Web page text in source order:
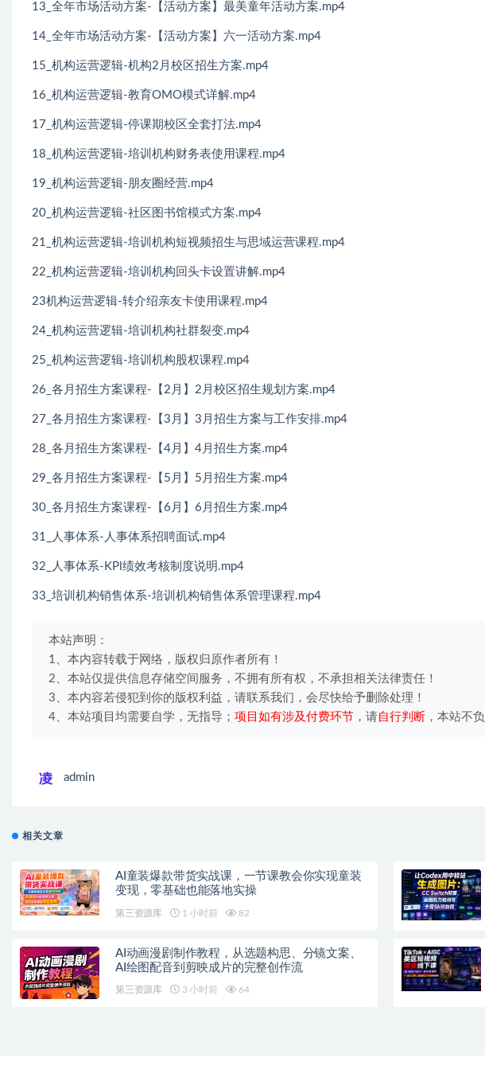
13_全年市场活动方案-【活动方案】最美童年活动方案.mp4
14_全年市场活动方案-【活动方案】六一活动方案.mp4
15_机构运营逻辑-机构2月校区招生方案.mp4
16_机构运营逻辑-教育OMO模式详解.mp4
17_机构运营逻辑-停课期校区全套打法.mp4
18_机构运营逻辑-培训机构财务表使用课程.mp4
19_机构运营逻辑-朋友圈经营.mp4
20_机构运营逻辑-社区图书馆模式方案.mp4
21_机构运营逻辑-培训机构短视频招生与思域运营课程.mp4
22_机构运营逻辑-培训机构回头卡设置讲解.mp4
23机构运营逻辑-转介绍亲友卡使用课程.mp4
24_机构运营逻辑-培训机构社群裂变.mp4
25_机构运营逻辑-培训机构股权课程.mp4
26_各月招生方案课程-【2月】2月校区招生规划方案.mp4
27_各月招生方案课程-【3月】3月招生方案与工作安排.mp4
28_各月招生方案课程-【4月】4月招生方案.mp4
29_各月招生方案课程-【5月】5月招生方案.mp4
30_各月招生方案课程-【6月】6月招生方案.mp4
31_人事体系-人事体系招聘面试.mp4
32_人事体系-KPl绩效考核制度说明.mp4
33_培训机构销售体系-培训机构销售体系管理课程.mp4
本站声明：
1、本内容转载于网络，版权归原作者所有！
2、本站仅提供信息存储空间服务，不拥有所有权，不承担相关法律责任！
3、本内容若侵犯到你的版权利益，请联系我们，会尽快给予删除处理！
4、本站项目均需要自学，无指导； 项目如有涉及付费环节 ，请自行判断 ，本站不
admin
相关文章
AI童装爆款带货实战课，一节课教会你实现童装
变现，零基础也能落地实操
第三资源库 1 小时前 82
AI动画漫剧制作教程，从选题构思、分镜文案、
AI绘图配音到剪映成片的完整创作流
第三资源库 3 小时前 64